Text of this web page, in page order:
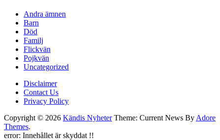
Andra ämnen
Barn
Död
Familj
Flickvän
Pojkvän
Uncategorized
Disclaimer
Contact Us
Privacy Policy
Copyright © 2026 Kändis NyheterTheme: Current News By Adore
Themes.
error: Innehållet är skyddat !!